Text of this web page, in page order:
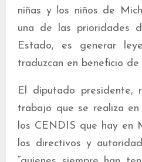
niñas y los niños de
una de las prioridades
Estado, es generar
traduzcan en beneficio de
El diputado presidente,
trabajo que se realiza
los CENDIS que hay en
los directivos y